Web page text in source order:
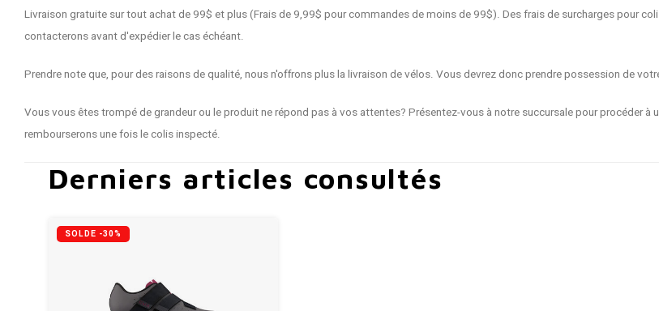
Livraison gratuite sur tout achat de 99$ et plus (Frais de 9,99$ pour commandes de moins de 99$). Des frais de surcharges pour
contacterons avant d'expédier le cas échéant.
Prendre note que, pour des raisons de qualité, nous n'offrons plus la livraison de vélos. Vous devrez donc prendre possession de
Vous vous êtes trompé de grandeur ou le produit ne répond pas à vos attentes? Présentez-vous à notre succursale pour procéder à
rembourserons une fois le colis inspecté.
Derniers articles consultés
SOLDE -30%